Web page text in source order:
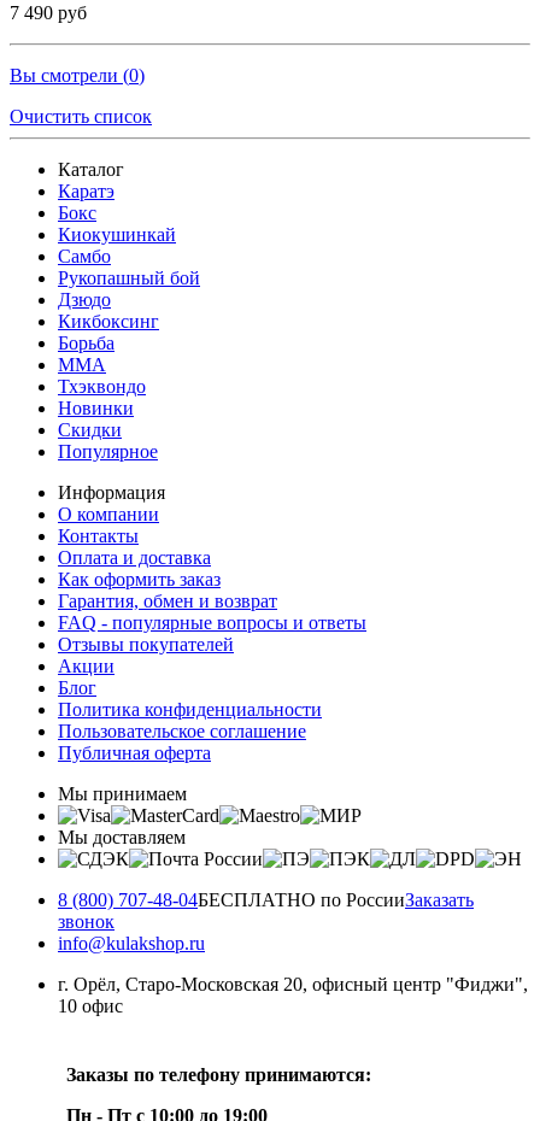
7 490 руб
Вы смотрели (0)
Очистить список
Каталог
Каратэ
Бокс
Киокушинкай
Самбо
Рукопашный бой
Дзюдо
Кикбоксинг
Борьба
MMA
Тхэквондо
Новинки
Скидки
Популярное
Информация
О компании
Контакты
Оплата и доставка
Как оформить заказ
Гарантия, обмен и возврат
FAQ - популярные вопросы и ответы
Отзывы покупателей
Акции
Блог
Политика конфиденциальности
Пользовательское соглашение
Публичная оферта
Мы принимаем
Мы доставляем
8 (800) 707-48-04БЕСПЛАТНО по РоссииЗаказать
звонок
info@kulakshop.ru
г. Орёл, Старо-Московская 20, офисный центр "Фиджи",
10 офис
Заказы по телефону принимаются:
Пн - Пт с 10:00 до 19:00